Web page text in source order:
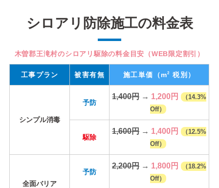
シロアリ防除施工の料金表
木曽郡王滝村のシロアリ駆除の料金目安（WEB限定割引）
工事プラン 被害有無 施工単価 （m2 税別）
シンプル消毒
予防
1,400円→ 1,200円
（14.3%
Off）
駆除
1,600円→ 1,400円
（12.5%
Off）
全面バリア
予防
2,200円→ 1,800円
（18.2%
Off）